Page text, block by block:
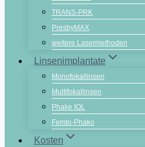
TRANS-PRK
PresbyMAX
weitere Lasermethoden
Linsenimplantate
Monofokallinsen
Multifokallinsen
Phake IOL
Femto-Phako
Kosten